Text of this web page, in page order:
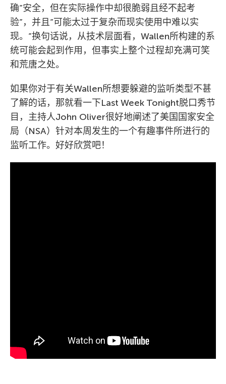
确”安全，但在实际操作中却很脆弱且经不起考
验”，并且”可能太过于复杂而现实使用中难以实
现。”换句话说，从技术层面看，Wallen所构建的系
统可能会起到作用，但事实上整个过程却充满可笑
和荒唐之处。
如果你对于有关Wallen所想要躲避的监听类型不甚
了解的话，那就看一下Last Week Tonight脱口秀节
目，主持人John Oliver很好地阐述了美国国家安全
局（NSA）针对本周发生的一个有趣事件所进行的
监听工作。好好欣赏吧！